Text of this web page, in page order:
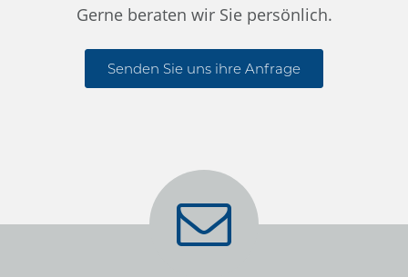
Gerne beraten wir Sie persönlich.
Senden Sie uns ihre Anfrage